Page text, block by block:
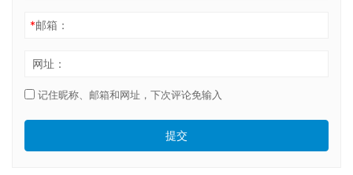
*邮箱：
网址：
记住昵称、邮箱和网址，下次评论免输入
提交